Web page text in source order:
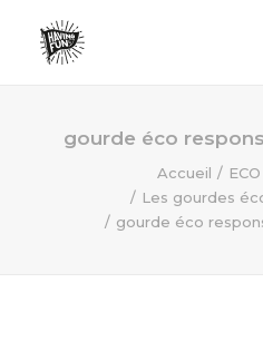
LIFESTYLE
ECO FRIENDLY
gourde éco
Accueil
Les gourdes
gourde éco